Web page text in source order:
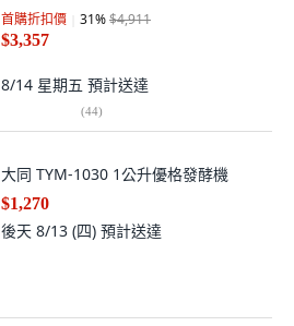
首購折扣價 31%$4,911
$3,357
8/14 星期五 預計送達
(44)
大同 TYM-1030 1公升優格發酵機
$1,270
後天 8/13 (四) 預計送達